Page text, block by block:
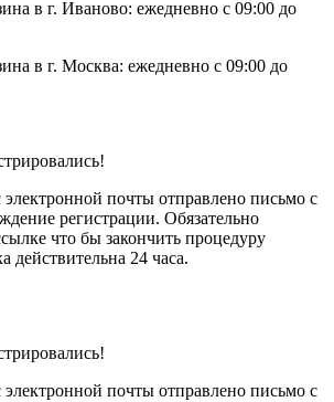
в г. Иваново: ежедневно с 09:00 до
в г. Москва: ежедневно с 09:00 до
почты отправлено письмо с
регистрации. Обязательно
что бы закончить процедуру
действительна 24 часа.
почты отправлено письмо с